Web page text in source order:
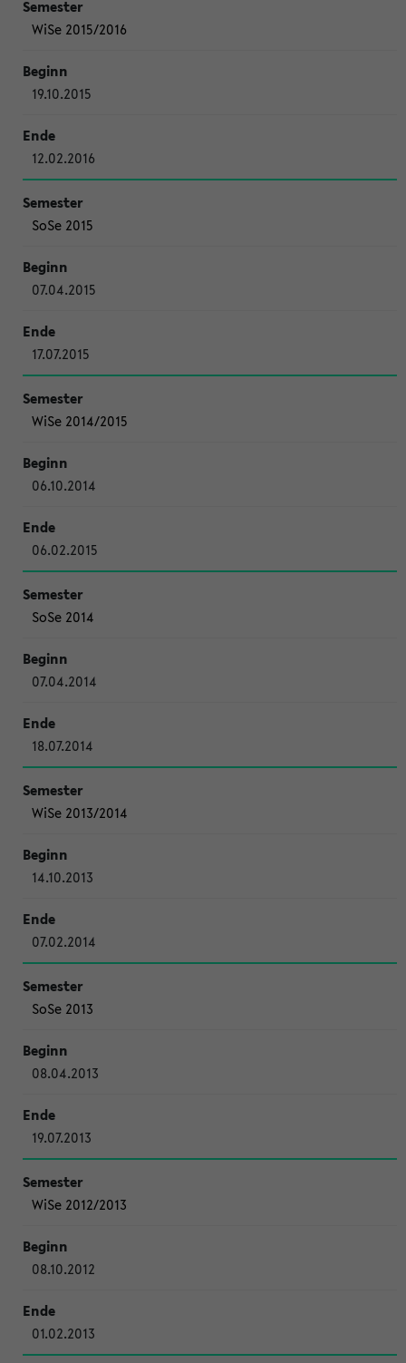
WiSe 2015/2016
19.10.2015
12.02.2016
SoSe 2015
07.04.2015
17.07.2015
WiSe 2014/2015
06.10.2014
06.02.2015
SoSe 2014
07.04.2014
18.07.2014
WiSe 2013/2014
14.10.2013
07.02.2014
SoSe 2013
08.04.2013
19.07.2013
WiSe 2012/2013
08.10.2012
01.02.2013